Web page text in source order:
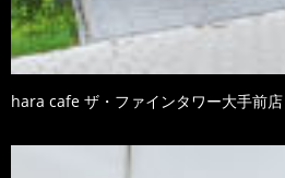
hara cafe ザ・ファインタワー大手前店